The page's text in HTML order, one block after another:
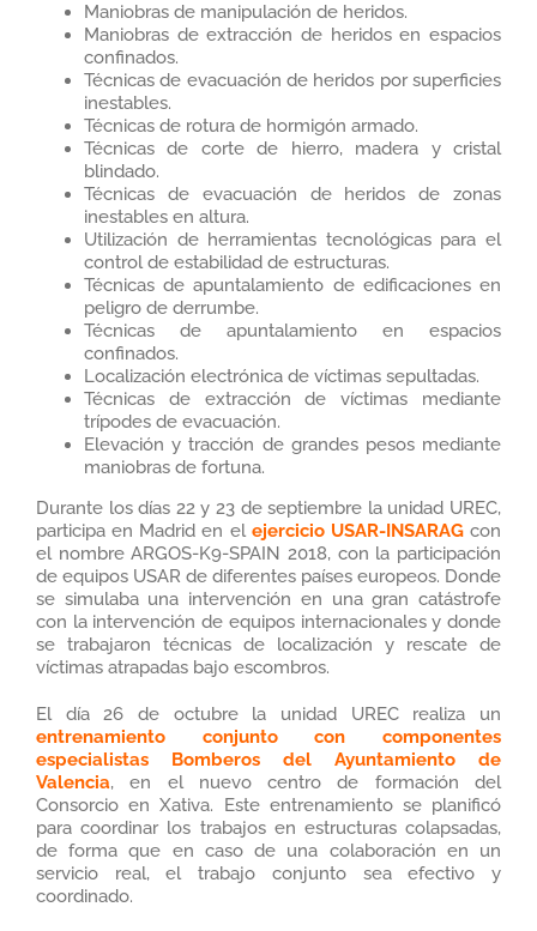
Maniobras de manipulación de heridos.
Maniobras de extracción de heridos en espacios
confinados.
Técnicas de evacuación de heridos por superficies
inestables.
Técnicas de rotura de hormigón armado.
Técnicas de corte de hierro, madera y cristal
blindado.
Técnicas de evacuación de heridos de zonas
inestables en altura.
Utilización de herramientas tecnológicas para el
control de estabilidad de estructuras.
Técnicas de apuntalamiento de edificaciones en
peligro de derrumbe.
Técnicas de apuntalamiento en espacios
confinados.
Localización electrónica de víctimas sepultadas.
Técnicas de extracción de víctimas mediante
trípodes de evacuación.
Elevación y tracción de grandes pesos mediante
maniobras de fortuna.
Durante los días 22 y 23 de septiembre la unidad UREC,
participa en Madrid en el ejercicio USAR-INSARAG con
el nombre ARGOS-K9-SPAIN 2018, con la participación
de equipos USAR de diferentes países europeos. Donde
se simulaba una intervención en una gran catástrofe
con la intervención de equipos internacionales y donde
se trabajaron técnicas de localización y rescate de
víctimas atrapadas bajo escombros.
El día 26 de octubre la unidad UREC realiza un
entrenamiento conjunto con componentes
especialistas Bomberos del Ayuntamiento de
Valencia, en el nuevo centro de formación del
Consorcio en Xativa. Este entrenamiento se planificó
para coordinar los trabajos en estructuras colapsadas,
de forma que en caso de una colaboración en un
servicio real, el trabajo conjunto sea efectivo y
coordinado.